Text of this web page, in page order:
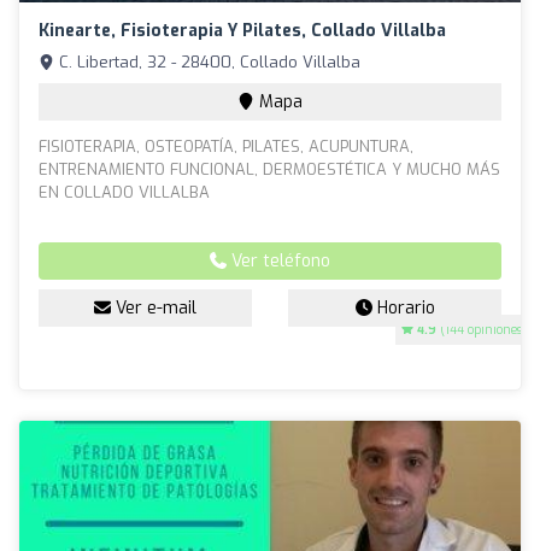
Kinearte, Fisioterapia Y Pilates, Collado Villalba
4.9 (144 opiniones)
C. Libertad, 32 - 28400, Collado Villalba
Mapa
FISIOTERAPIA, OSTEOPATÍA, PILATES, ACUPUNTURA,
ENTRENAMIENTO FUNCIONAL, DERMOESTÉTICA Y MUCHO MÁS
EN COLLADO VILLALBA
Ver teléfono
Ver e-mail Horario